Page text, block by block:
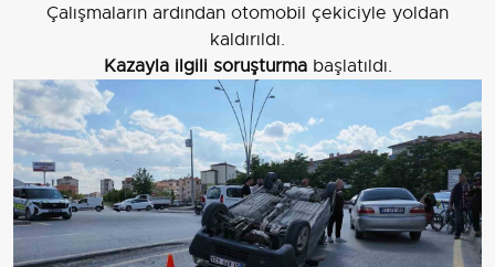
Çalışmaların ardından otomobil çekiciyle yoldan
kaldırıldı.
Kazayla ilgili soruşturmabaşlatıldı.